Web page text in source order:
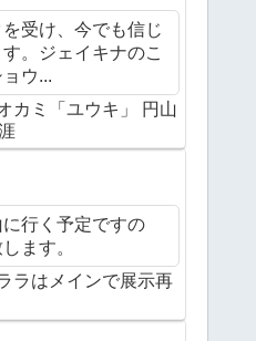
受け、今でも信じ
。ジェイキナのこ
ウ...
カミ「ユウキ」 円山
行く予定ですの
ます。
ラはメインで展示再